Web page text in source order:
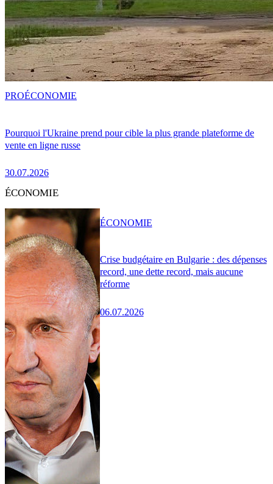
Pourquoi l'Ukraine prend pour cible la plus grande plateforme de
vente en ligne russe
30.07.2026
PROÉCONOMIE
ÉCONOMIE
Crise budgétaire en Bulgarie : des dépenses
record, une dette record, mais aucune
réforme
06.07.2026
ÉCONOMIE